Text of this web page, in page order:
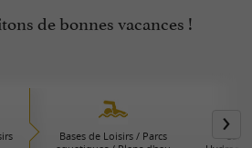
de bonnes vacances !
Bases de Loisirs / Parcs